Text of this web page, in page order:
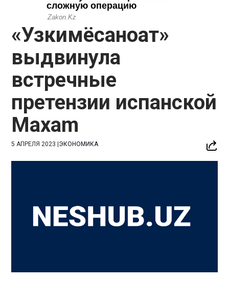
«Узкимёсаноат»
выдвинула
встречные
претензии испанской
Maxam
5 АПРЕЛЯ 2023 |ЭКОНОМИКА